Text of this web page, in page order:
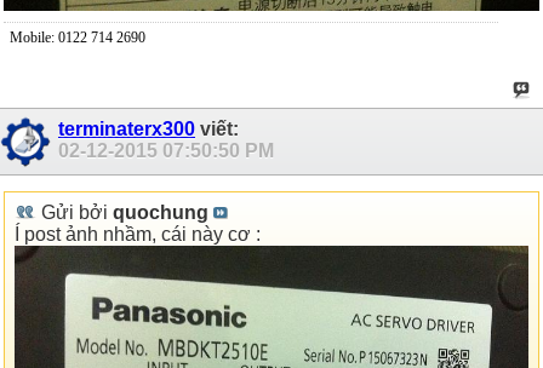
Mobile: 0122 714 2690
terminaterx300 viết:
02-12-2015 07:50:50 PM
Gửi bởi quochung
Í post ảnh nhầm, cái này cơ :